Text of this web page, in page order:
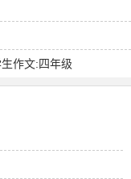
作文:四年级